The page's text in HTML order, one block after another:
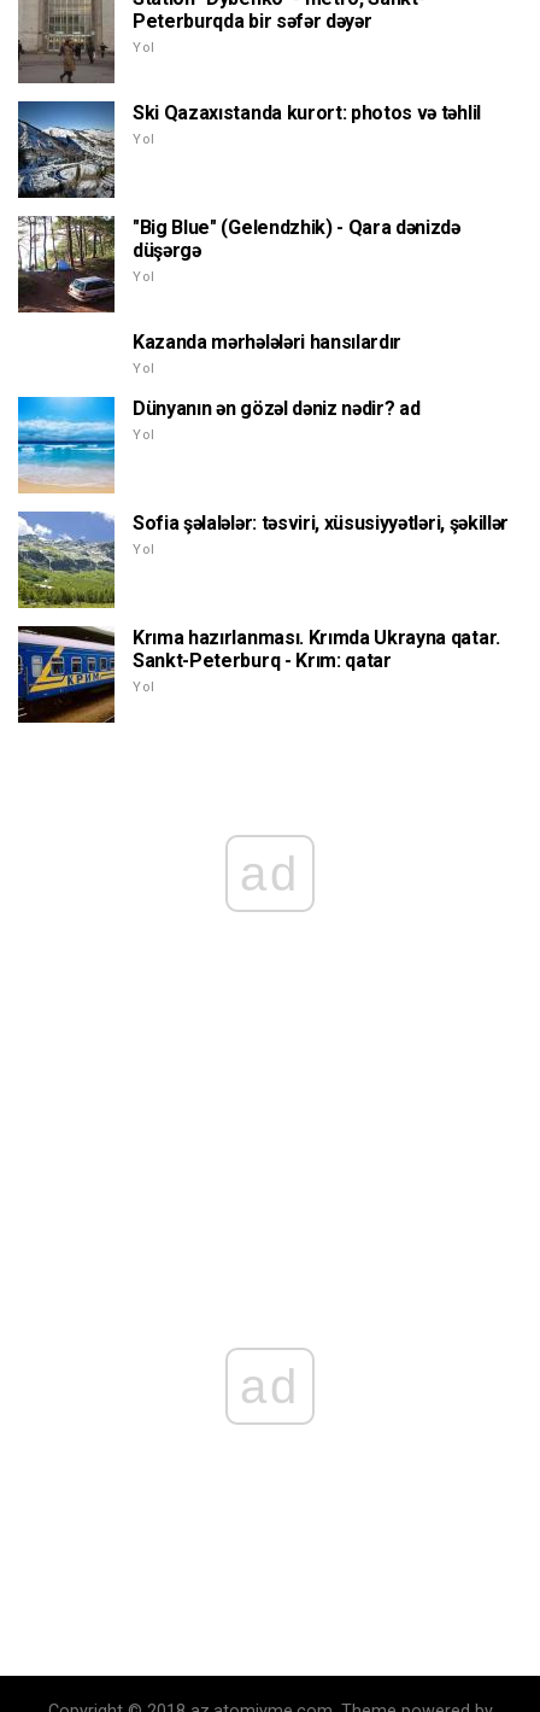
Peterburqda bir səfər dəyər
Yol
Ski Qazaxıstanda kurort: photos və təhlil
Yol
"Big Blue" (Gelendzhik) - Qara dənizdə
düşərgə
Yol
Kazanda mərhələləri hansılardır
Yol
Dünyanın ən gözəl dəniz nədir? ad
Yol
Sofia şəlalələr: təsviri, xüsusiyyətləri, şəkillər
Yol
Krıma hazırlanması. Krımda Ukrayna qatar.
Sankt-Peterburq - Krım: qatar
Yol
ad
ad